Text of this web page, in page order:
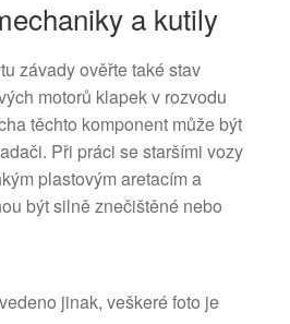
a kutily
závady ověřte také stav
motorů klapek v rozvodu
těchto komponent může být
Při práci se staršími vozy
plastovým aretacím a
být silně znečištěné nebo
jinak, veškeré foto je